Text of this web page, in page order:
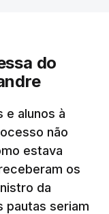
do
e alunos à
não
estava
os
da
pautas seriam